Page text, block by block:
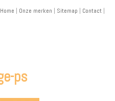
Home | Onze merken | Sitemap | Contact |
ps